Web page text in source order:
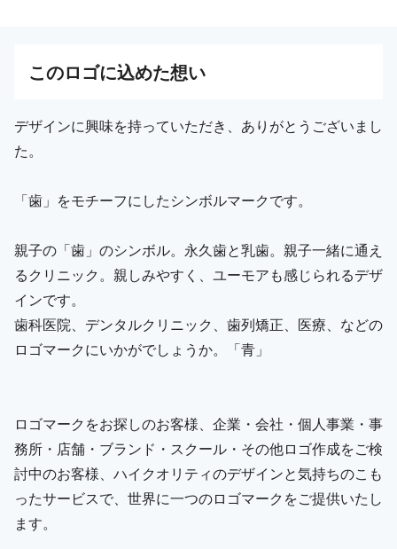
このロゴに込めた想い
デザインに興味を持っていただき、ありがとうございまし
た。
「歯」をモチーフにしたシンボルマークです。
親子の「歯」のシンボル。永久歯と乳歯。親子一緒に通え
るクリニック。親しみやすく、ユーモアも感じられるデザ
インです。
歯科医院、デンタルクリニック、歯列矯正、医療、などの
ロゴマークにいかがでしょうか。「青」
ロゴマークをお探しのお客様、企業・会社・個人事業・事
務所・店舗・ブランド・スクール・その他ロゴ作成をご検
討中のお客様、ハイクオリティのデザインと気持ちのこも
ったサービスで、世界に一つのロゴマークをご提供いたし
ます。